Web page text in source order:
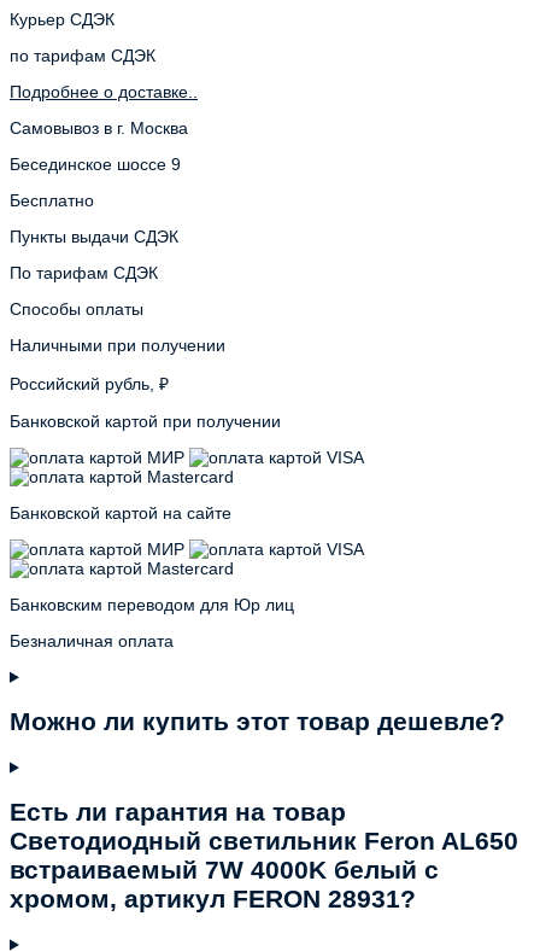
Курьер СДЭК
по тарифам СДЭК
Подробнее о доставке..
Самовывоз в г. Москва
Бесединское шоссе 9
Бесплатно
Пункты выдачи СДЭК
По тарифам СДЭК
Способы оплаты
Наличными при получении
Российский рубль, ₽
Банковской картой при получении
Банковской картой на сайте
Банковским переводом для Юр лиц
Безналичная оплата
Можно ли купить этот товар дешевле?
Есть ли гарантия на товар
Светодиодный светильник Feron AL650
встраиваемый 7W 4000K белый с
хромом, артикул FERON 28931?